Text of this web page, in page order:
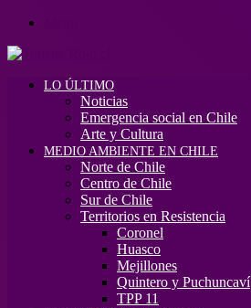
LO ÚLTIMO
Noticias
Emergencia social en Chile
Arte y Cultura
MEDIO AMBIENTE EN CHILE
Norte de Chile
Centro de Chile
Sur de Chile
Territorios en Resistencia
Coronel
Huasco
Mejillones
Quintero y Puchuncaví
TPP 11